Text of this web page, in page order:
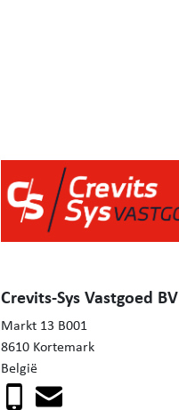
Crevits-Sys Vastgoed BV
Markt 13 B001
8610 Kortemark
België